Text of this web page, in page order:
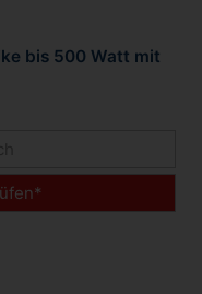
bis 500 Watt mit